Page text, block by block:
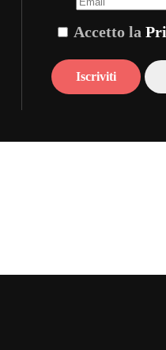
Accetto la